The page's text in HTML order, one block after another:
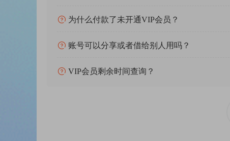
更多…为什么付款了未开通VIP会员？
账号可以分享或者借给别人用吗？
VIP会员剩余时间查询？